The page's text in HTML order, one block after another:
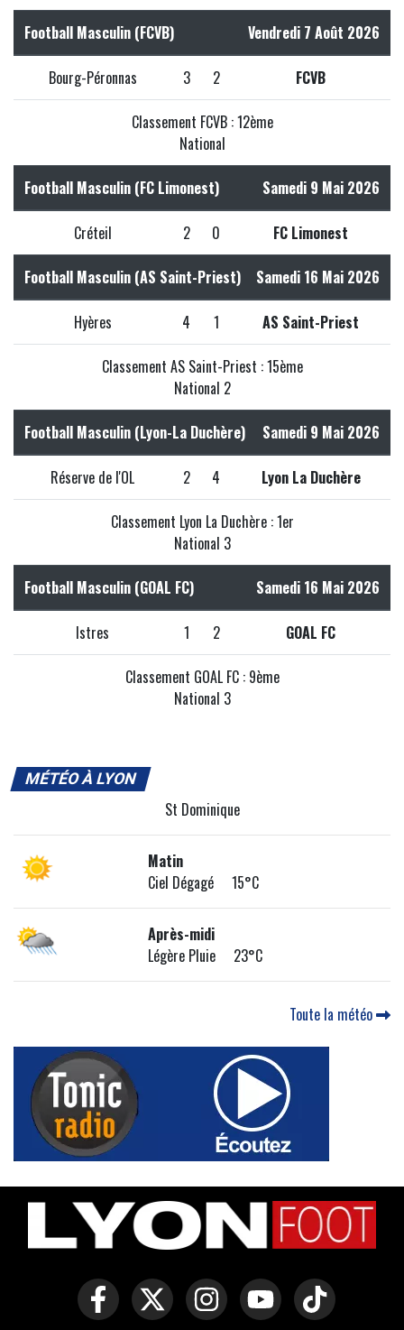
Football Masculin (FCVB) Vendredi 7 Août 2026
Bourg-Péronnas 3 2 FCVB
Classement FCVB : 12ème
National
Football Masculin (FC Limonest) Samedi 9 Mai 2026
Créteil 2 0 FC Limonest
Football Masculin (AS Saint-Priest) Samedi 16 Mai 2026
Hyères 4 1 AS Saint-Priest
Classement AS Saint-Priest : 15ème
National 2
Football Masculin (Lyon-La Duchère) Samedi 9 Mai 2026
Réserve de l'OL 2 4 Lyon La Duchère
Classement Lyon La Duchère : 1er
National 3
Football Masculin (GOAL FC) Samedi 16 Mai 2026
Istres 1 2 GOAL FC
Classement GOAL FC : 9ème
National 3
MÉTÉO À LYON
St Dominique
Matin
Ciel Dégagé 15°C
Après-midi
Légère Pluie 23°C
Toute la météo